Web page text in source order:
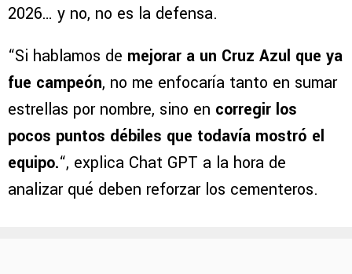
2026… y no, no es la defensa.
“Si hablamos de mejorar a un Cruz Azul que ya
fue campeón, no me enfocaría tanto en sumar
estrellas por nombre, sino en corregir los
pocos puntos débiles que todavía mostró el
equipo.“, explica Chat GPT a la hora de
analizar qué deben reforzar los cementeros.